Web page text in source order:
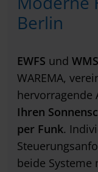
Berlin
EWFS und WMS
WAREMA,
hervorragende
Ihren
per Funk.
beide